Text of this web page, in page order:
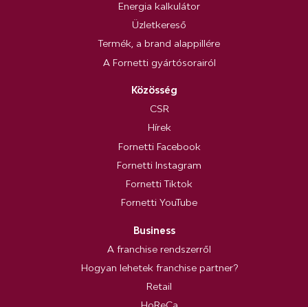
Energia kalkulátor
Üzletkereső
Termék, a brand alappillére
A Fornetti gyártósorairól
Közösség
CSR
Hírek
Fornetti Facebook
Fornetti Instagram
Fornetti Tiktok
Fornetti YouTube
Business
A franchise rendszerről
Hogyan lehetek franchise partner?
Retail